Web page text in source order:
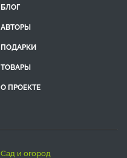
БЛОГ
АВТОРЫ
ПОДАРКИ
ТОВАРЫ
О ПРОЕКТЕ
сад и огород